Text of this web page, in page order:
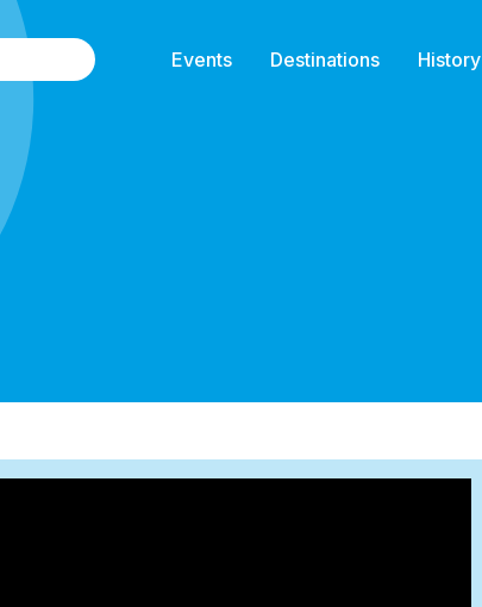
Events Destinations History